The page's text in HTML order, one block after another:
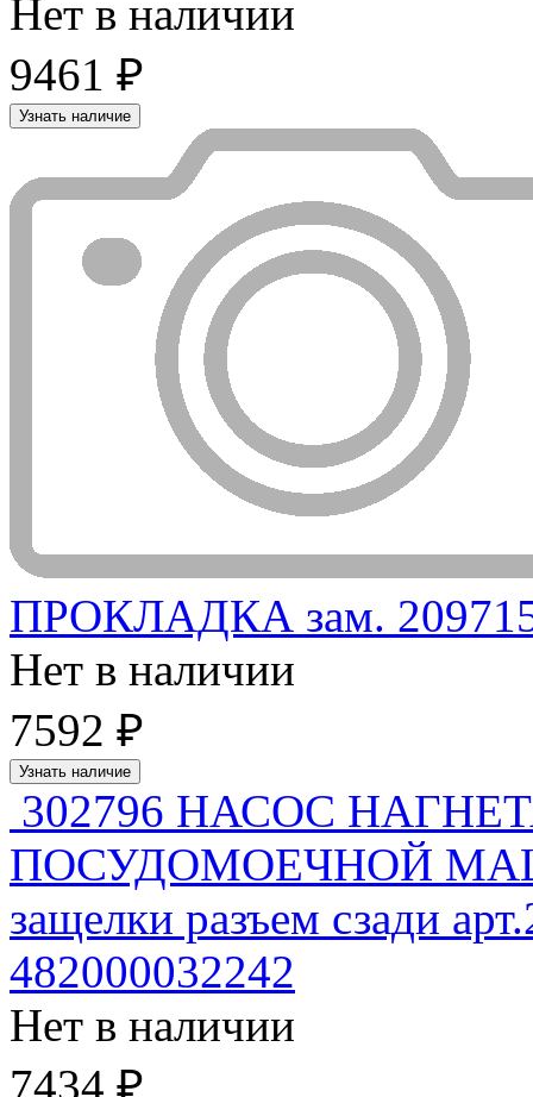
Нет в наличии
9461 ₽
Узнать наличие
ПРОКЛАДКА зам.
Нет в наличии
7592 ₽
Узнать наличие
302796 НАСОС
ПОСУДОМОЕЧНОЙ
защелки разъем сзади
482000032242
Нет в наличии
7434 ₽